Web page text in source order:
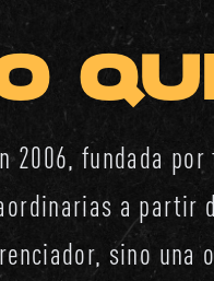
2006, fundada
a partir
sino una